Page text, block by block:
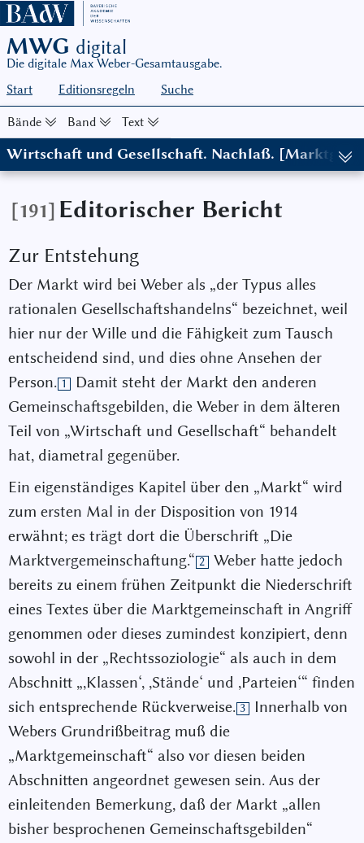
MWG digital
Die digitale Max Weber-Gesamtausgabe.
Start
Editionsregeln Suche
Bände Band Text
Wirtschaft und Gesellschaft. Nachlaß.
(in: MWG I/22-1, hg. von Wolfgang J. Mommsen, in
[191] Editorischer Bericht
Zur Entstehung
Der Markt wird bei Weber als „der Typus alles
rationalen Gesellschaftshandelns“ bezeichnet, weil
hier nur der Wille und die Fähigkeit zum Tausch
entscheidend sind, und dies ohne Ansehen der
Person. 1
Damit steht der Markt den anderen
Gemeinschaftsgebilden, die Weber in dem älteren
Teil von „Wirtschaft und Gesellschaft“ behandelt
hat, diametral gegenüber.
Ein eigenständiges Kapitel über den „Markt“ wird
zum ersten Mal in der Disposition von 1914
erwähnt; es trägt dort die Überschrift „Die
Marktvergemeinschaftung.“ 2
Weber hatte jedoch
bereits zu einem frühen Zeitpunkt die Niederschrift
eines Textes über die Marktgemeinschaft in Angriff
genommen oder dieses zumindest konzipiert, denn
sowohl in der „Rechtssoziologie“ als auch in dem
Abschnitt „,Klassen‘, ,Stände‘ und ,Parteien‘“ finden
sich entsprechende Rückverweise. 3
Innerhalb von
Webers Grundrißbeitrag muß die
„Marktgemeinschaft“ also vor diesen beiden
Abschnitten angeordnet gewesen sein. Aus der
einleitenden Bemerkung, daß der Markt „allen
bisher besprochenen Gemeinschaftsgebilden“